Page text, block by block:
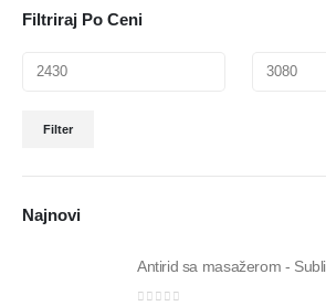
Filtriraj Po Ceni
Filter
Najnovi